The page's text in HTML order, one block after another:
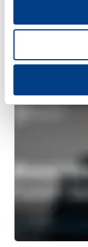
고객 사례
파이퍼는 퀸
도움으로 효